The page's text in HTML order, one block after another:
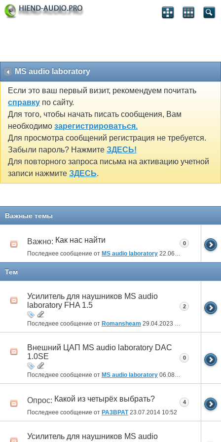
MS audio laboratory
Если это ваш первый визит, рекомендуем почитать
справку по сайту.
Для того, чтобы начать писать сообщения, Вам
необходимо зарегистрироваться.
Для просмотра сообщений регистрация не требуется.
Забыли пароль? Нажмите ЗДЕСЬ!
Для повторного запроса письма на активацию учетной
записи нажмите ЗДЕСЬ.
Важные темы
Важно: Как нас найти
Последнее сообщение от MS audio laboratory 22.06.2014
0
Тем
Усилитель для наушников MS audio
laboratory FHA 1.5
Последнее сообщение от Romansheam 29.04.2023 23:57
2
Внешний ЦАП MS audio laboratory DAC
1.0SE
Последнее сообщение от MS audio laboratory 06.08.2014
0
Опрос: Какой из четырёх выбрать?
Последнее сообщение от PA3BPAT23.07.2014 10:52
4
Усилитель для наушников MS audio